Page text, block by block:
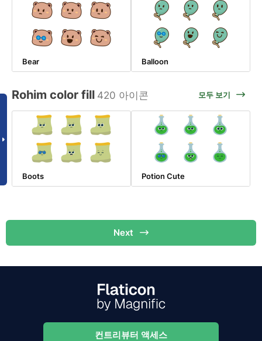
Bear Balloon
Rohim color fill 420 아이콘 모두 보기
Boots Potion Cute
Next
컨트리뷰터 액세스